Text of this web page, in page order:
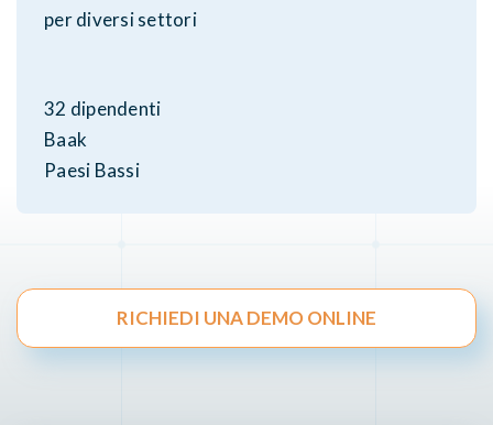
per diversi settori
32 dipendenti
Baak
Paesi Bassi
RICHIEDI UNA DEMO ONLINE